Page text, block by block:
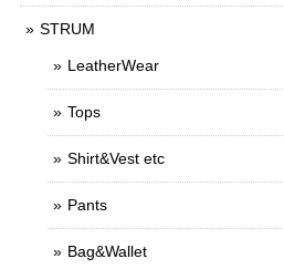
STRUM
LeatherWear
Tops
Shirt&Vest etc
Pants
Bag&Wallet